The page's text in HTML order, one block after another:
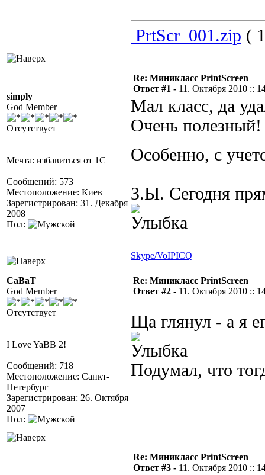
PrtScr_001.zip (
simply
God Member
Отсутствует
Мечта: избавиться от 1С
Сообщений: 573
Местоположение: Киев
Зарегистрирован: 31. Декабря
2008
Пол:
Re: Миникласс PrintScreen
Ответ #1 - 11. Октября 2010 ::
Мал класс, да
Очень полезный!
Особенно, с
З.Ы. Сегодня
Skype/VoIPICQ
CaBaT
God Member
Отсутствует
I Love YaBB 2!
Сообщений: 718
Местоположение: Санкт-
Петербург
Зарегистрирован: 26. Октября
2007
Пол:
Re: Миникласс PrintScreen
Ответ #2 - 11. Октября 2010 ::
Ща глянул - а я
Подумал, что
Re: Миникласс PrintScreen
Ответ #3 - 11. Октября 2010 ::